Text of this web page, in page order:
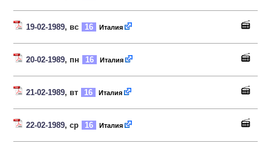
19-02-1989, вс 16 Италия
20-02-1989, пн 16 Италия
21-02-1989, вт 16 Италия
22-02-1989, ср 16 Италия